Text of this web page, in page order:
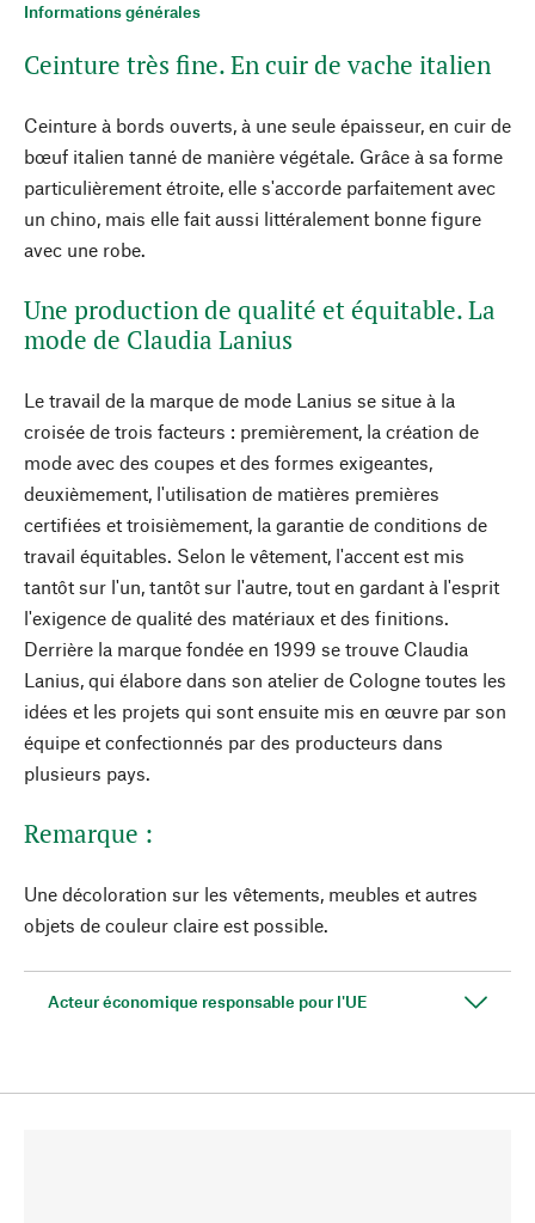
Informations générales
Ceinture très fine. En cuir de vache italien
Ceinture à bords ouverts, à une seule épaisseur, en cuir de
bœuf italien tanné de manière végétale. Grâce à sa forme
particulièrement étroite, elle s'accorde parfaitement avec
un chino, mais elle fait aussi littéralement bonne figure
avec une robe.
Une production de qualité et équitable. La
mode de Claudia Lanius
Le travail de la marque de mode Lanius se situe à la
croisée de trois facteurs : premièrement, la création de
mode avec des coupes et des formes exigeantes,
deuxièmement, l'utilisation de matières premières
certifiées et troisièmement, la garantie de conditions de
travail équitables. Selon le vêtement, l'accent est mis
tantôt sur l'un, tantôt sur l'autre, tout en gardant à l'esprit
l'exigence de qualité des matériaux et des finitions.
Derrière la marque fondée en 1999 se trouve Claudia
Lanius, qui élabore dans son atelier de Cologne toutes les
idées et les projets qui sont ensuite mis en œuvre par son
équipe et confectionnés par des producteurs dans
plusieurs pays.
Remarque :
Une décoloration sur les vêtements, meubles et autres
objets de couleur claire est possible.
Acteur économique responsable pour l'UE